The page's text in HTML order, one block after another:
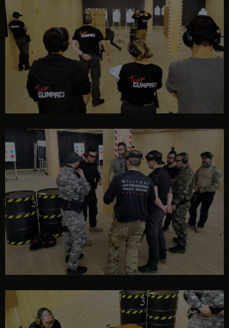
eveniment
eveniment